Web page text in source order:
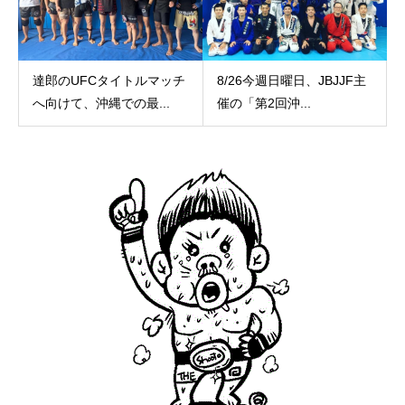
達郎のUFCタイトルマッチ
へ向けて、沖縄での最...
8/26今週日曜日、JBJJF主
催の「第2回沖...